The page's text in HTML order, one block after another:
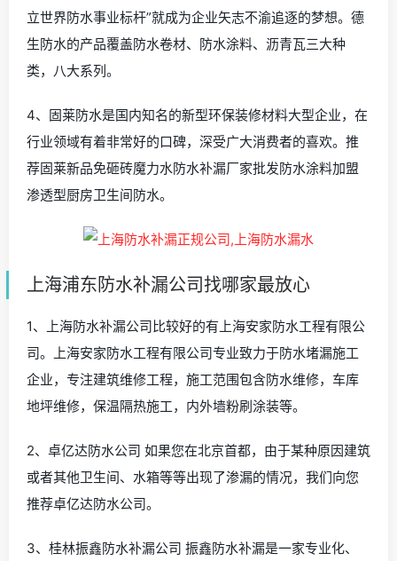
立世界防水事业标杆”就成为企业矢志不渝追逐的梦想。德
生防水的产品覆盖防水卷材、防水涂料、沥青瓦三大种
类，八大系列。
4、固莱防水是国内知名的新型环保装修材料大型企业，在
行业领域有着非常好的口碑，深受广大消费者的喜欢。推
荐固莱新品免砸砖魔力水防水补漏厂家批发防水涂料加盟
渗透型厨房卫生间防水。
上海浦东防水补漏公司找哪家最放心
1、上海防水补漏公司比较好的有上海安家防水工程有限公
司。上海安家防水工程有限公司专业致力于防水堵漏施工
企业，专注建筑维修工程，施工范围包含防水维修，车库
地坪维修，保温隔热施工，内外墙粉刷涂装等。
2、卓亿达防水公司 如果您在北京首都，由于某种原因建筑
或者其他卫生间、水箱等等出现了渗漏的情况，我们向您
推荐卓亿达防水公司。
3、桂林振鑫防水补漏公司 振鑫防水补漏是一家专业化、